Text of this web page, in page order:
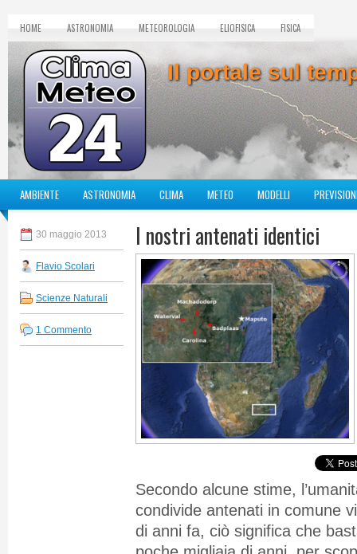
HOME ASTRONOMIA METEOROLOGIA ELIOFISICA FISICA
Il portale sul
AMBIENTE ASTRONOMIA CLIMA METEO MODELLI
30 maggio 2013
Flavio Scolari
Scienze Naturali
1 Commento
I nostri antenati identici
Secondo alcune stime,
condivide antenati in comune
di anni fa, ciò significa che